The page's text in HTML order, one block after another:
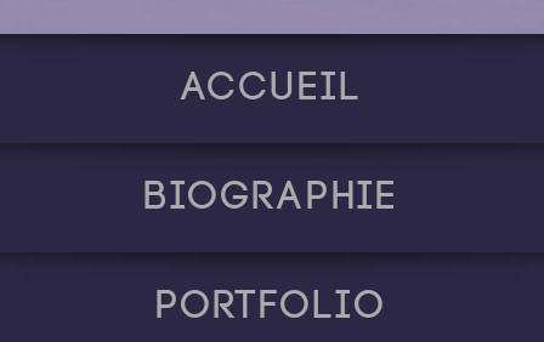
Accueil
Biographie
Portfolio